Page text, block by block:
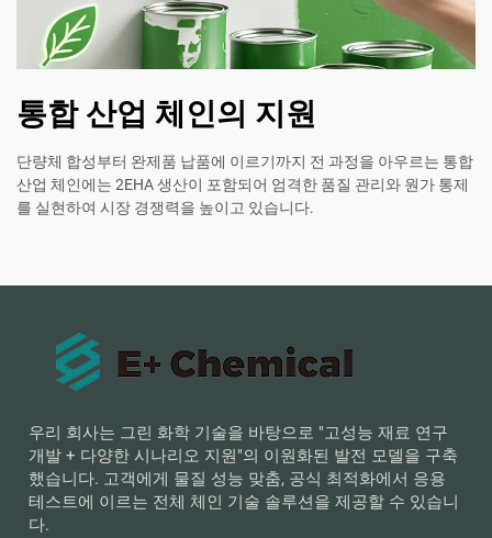
통합 산업 체인의 지원
단량체 합성부터 완제품 납품에 이르기까지 전 과정을 아우르는 통합
산업 체인에는 2EHA 생산이 포함되어 엄격한 품질 관리와 원가 통제
를 실현하여 시장 경쟁력을 높이고 있습니다.
우리 회사는 그린 화학 기술을 바탕으로 "고성능 재료 연구
개발 + 다양한 시나리오 지원"의 이원화된 발전 모델을 구축
했습니다. 고객에게 물질 성능 맞춤, 공식 최적화에서 응용
테스트에 이르는 전체 체인 기술 솔루션을 제공할 수 있습니
다.